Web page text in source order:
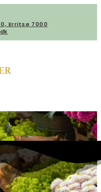
Erritsø 7000